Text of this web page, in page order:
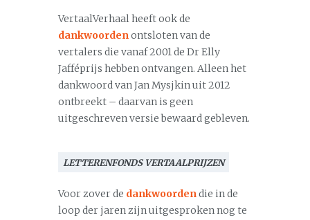
VertaalVerhaal heeft ook de
dankwoordenontsloten van de
vertalers die vanaf 2001 de Dr Elly
Jafféprijs hebben ontvangen. Alleen het
dankwoord van Jan Mysjkin uit 2012
ontbreekt – daarvan is geen
uitgeschreven versie bewaard gebleven.
LETTERENFONDS VERTAALPRIJZEN
Voor zover de dankwoordendie in de
loop der jaren zijn uitgesproken nog te